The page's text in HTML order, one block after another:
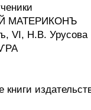
МАТЕРИКОНЪ
VI, Н.В. Урусова
книги